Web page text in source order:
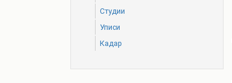
Студии
Уписи
Кадар